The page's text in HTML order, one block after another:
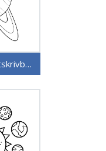
Solsystem Utskrivbart for Barn